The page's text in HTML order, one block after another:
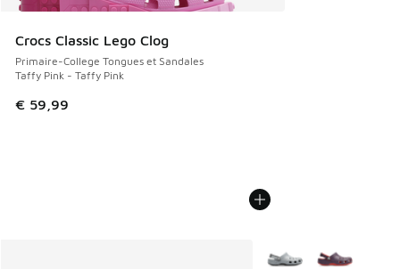
Crocs Classic Lego Clog
Primaire-College Tongues et Sandales
Taffy Pink - Taffy Pink
€ 59,99
Plus de couleurs